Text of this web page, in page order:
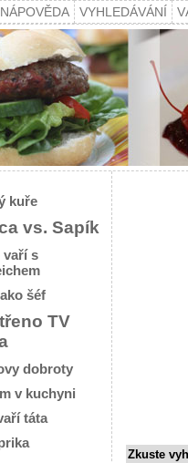
NÁPOVĚDA VYHLEDÁVÁNÍ
kuře
vs. Sapík
vaří s
šéf
TV
dobroty
v kuchyni
táta
Zkuste